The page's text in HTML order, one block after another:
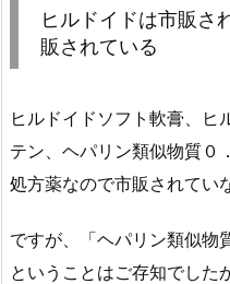
ヒルドイドは市販さ
販されている
ヒルドイドソフト軟膏、ヒ
テン、ヘパリン類似物質０
処方薬なので市販されてい
ですが、「ヘパリン類似物
ということはご存知でした